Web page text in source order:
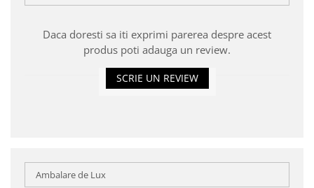
Daca doresti sa iti exprimi parerea despre acest
produs poti adauga un review.
SCRIE UN REVIEW
Ambalare de Lux